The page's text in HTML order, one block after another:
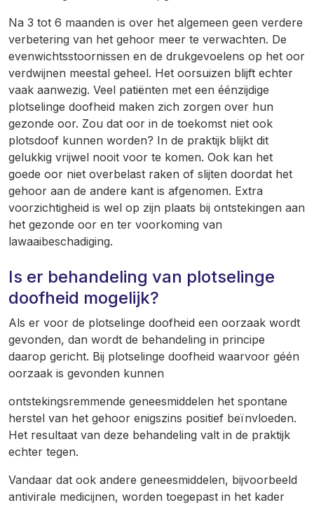
Na 3 tot 6 maanden is over het algemeen geen verdere
verbetering van het gehoor meer te verwachten. De
evenwichtsstoornissen en de drukgevoelens op het oor
verdwijnen meestal geheel. Het oorsuizen blijft echter
vaak aanwezig. Veel patiënten met een éénzijdige
plotselinge doofheid maken zich zorgen over hun
gezonde oor. Zou dat oor in de toekomst niet ook
plotsdoof kunnen worden? In de praktijk blijkt dit
gelukkig vrijwel nooit voor te komen. Ook kan het
goede oor niet overbelast raken of slijten doordat het
gehoor aan de andere kant is afgenomen. Extra
voorzichtigheid is wel op zijn plaats bij ontstekingen aan
het gezonde oor en ter voorkoming van
lawaaibeschadiging.
Is er behandeling van plotselinge
doofheid mogelijk?
Als er voor de plotselinge doofheid een oorzaak wordt
gevonden, dan wordt de behandeling in principe
daarop gericht. Bij plotselinge doofheid waarvoor géén
oorzaak is gevonden kunnen
ontstekingsremmende geneesmiddelen het spontane
herstel van het gehoor enigszins positief beïnvloeden.
Het resultaat van deze behandeling valt in de praktijk
echter tegen.
Vandaar dat ook andere geneesmiddelen, bijvoorbeeld
antivirale medicijnen, worden toegepast in het kader